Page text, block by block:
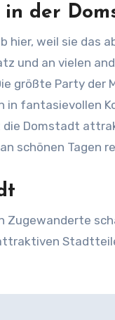
in der
hier, weil sie
und an vielen
größte Party
in fantasievollen
Domstadt
schönen Tagen
Zugewanderte